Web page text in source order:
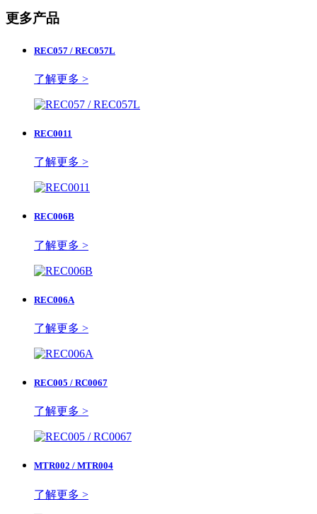
更多产品
REC057 / REC057L
了解更多 >
REC0011
了解更多 >
REC006B
了解更多 >
REC006A
了解更多 >
REC005 / RC0067
了解更多 >
MTR002 / MTR004
了解更多 >